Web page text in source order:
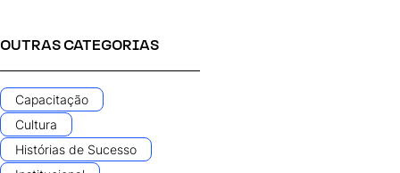
OUTRAS CATEGORIAS
Capacitação
Cultura
Histórias de Sucesso